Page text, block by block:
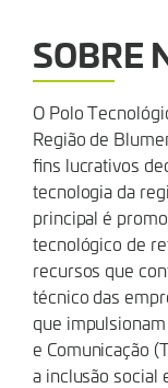
SOBRE
O Polo
Região de
fins lucrativos
tecnologia da
principal é
tecnológico de
recursos que
técnico das
que
e Comunicação
a inclusão social